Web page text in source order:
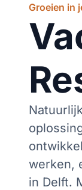
Groeien in
werken,
in Delft.